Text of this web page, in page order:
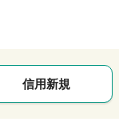
信用新規